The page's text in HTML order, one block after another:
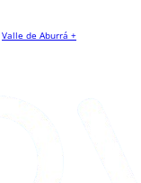
Valle de Aburrá +